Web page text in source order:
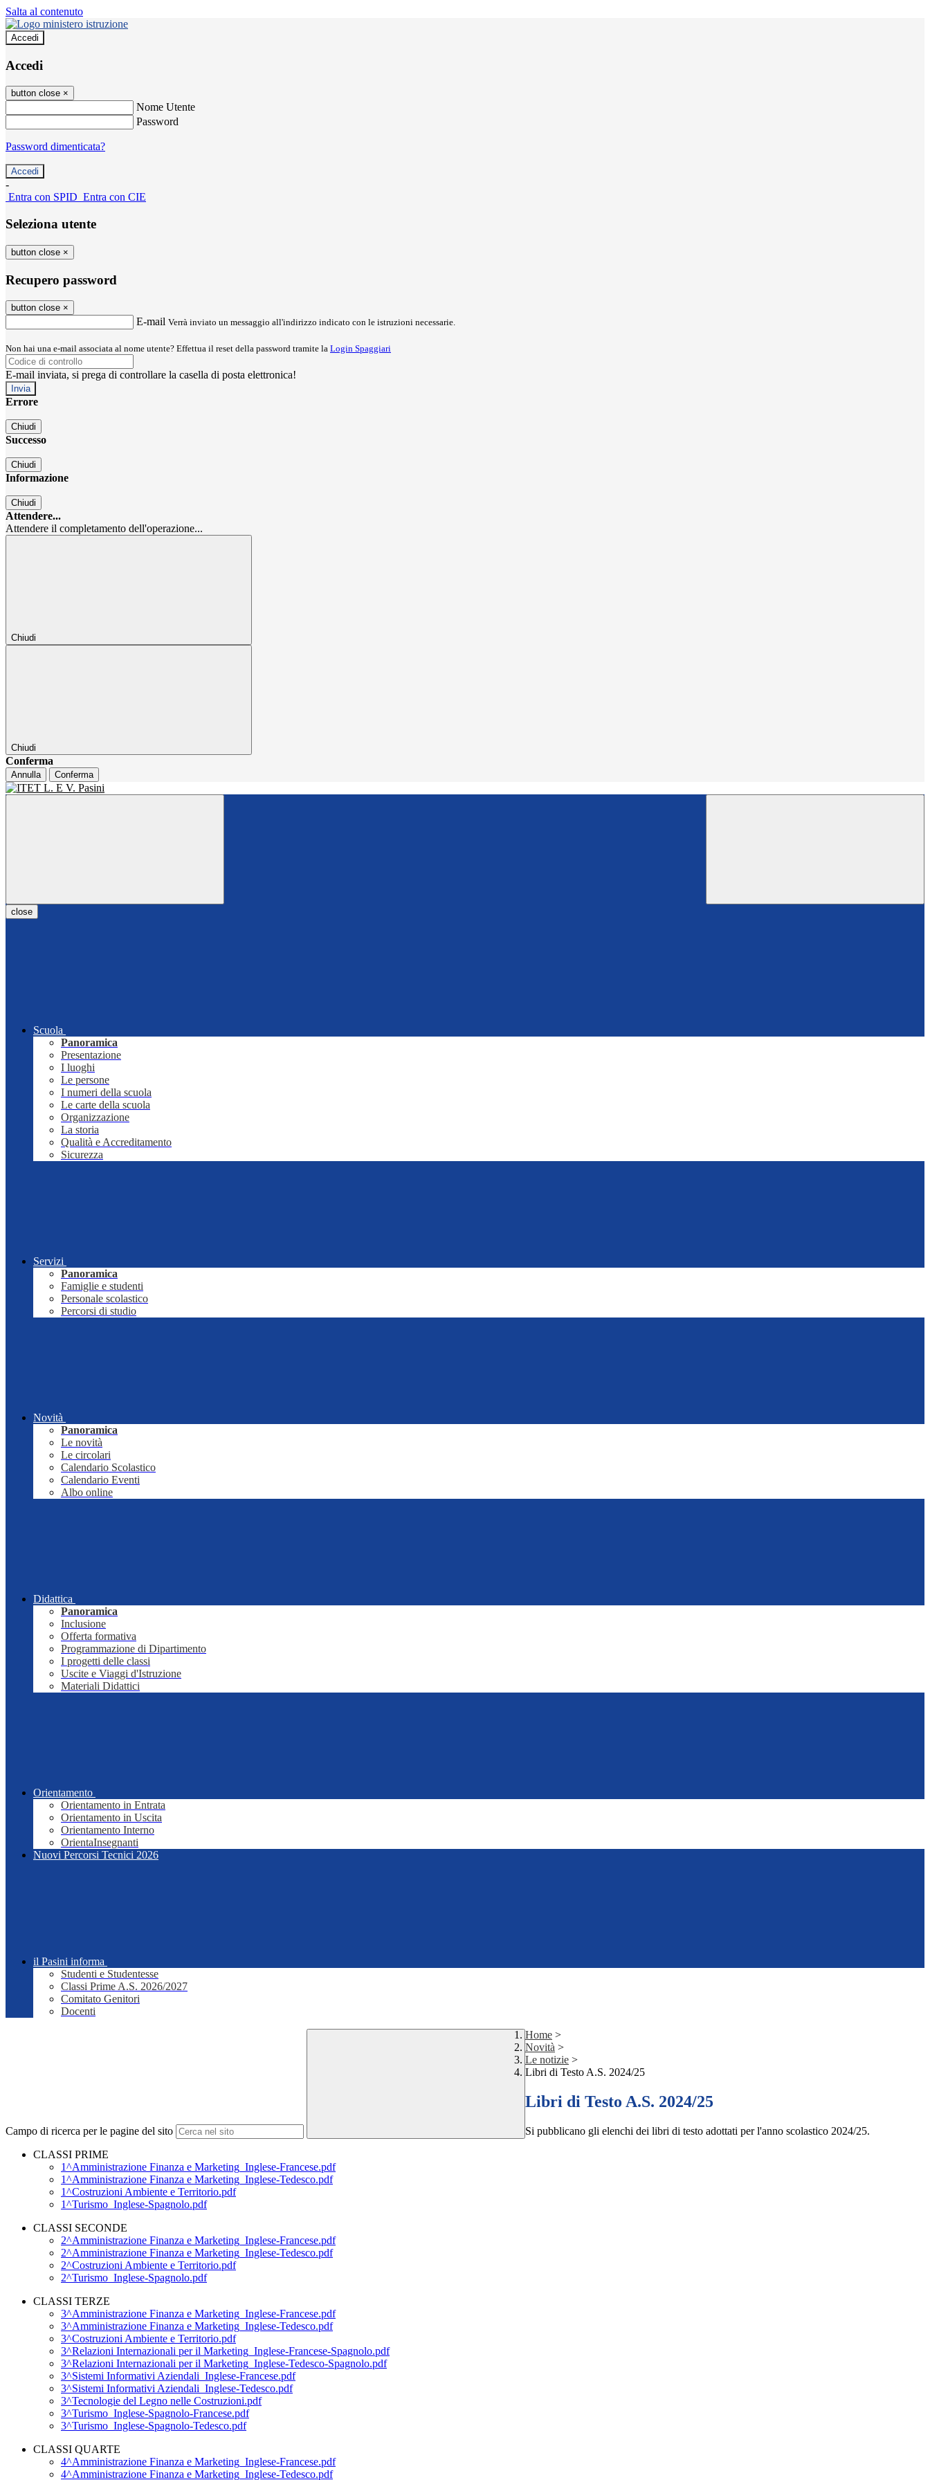
Salta al contenuto
Accedi
Accedi
button close ×
Nome Utente
Password
Password dimenticata?
-
Entra con SPID Entra con CIE
Seleziona utente
button close ×
Recupero password
button close ×
E-mail Verrà inviato un messaggio all'indirizzo indicato con le istruzioni necessarie.
Non hai una e-mail associata al nome utente? Effettua il reset della password tramite la Login Spaggiari
E-mail inviata, si prega di controllare la casella di posta elettronica!
Errore
Chiudi
Successo
Chiudi
Informazione
Chiudi
Attendere...
Attendere il completamento dell'operazione...
Chiudi
Chiudi
Conferma
Annulla Conferma
close
Scuola
Panoramica
Presentazione
I luoghi
Le persone
I numeri della scuola
Le carte della scuola
Organizzazione
La storia
Qualità e Accreditamento
Sicurezza
Servizi
Panoramica
Famiglie e studenti
Personale scolastico
Percorsi di studio
Novità
Panoramica
Le novità
Le circolari
Calendario Scolastico
Calendario Eventi
Albo online
Didattica
Panoramica
Inclusione
Offerta formativa
Programmazione di Dipartimento
I progetti delle classi
Uscite e Viaggi d'Istruzione
Materiali Didattici
Orientamento
Orientamento in Entrata
Orientamento in Uscita
Orientamento Interno
OrientaInsegnanti
Nuovi Percorsi Tecnici 2026
il Pasini informa
Studenti e Studentesse
Classi Prime A.S. 2026/2027
Comitato Genitori
Docenti
Campo di ricerca per le pagine del sito
Home >
Novità >
Le notizie >
Libri di Testo A.S. 2024/25
Libri di Testo A.S. 2024/25
Si pubblicano gli elenchi dei libri di testo adottati per l'anno scolastico 2024/25.
CLASSI PRIME
1^Amministrazione Finanza e Marketing_Inglese-Francese.pdf
1^Amministrazione Finanza e Marketing_Inglese-Tedesco.pdf
1^Costruzioni Ambiente e Territorio.pdf
1^Turismo_Inglese-Spagnolo.pdf
CLASSI SECONDE
2^Amministrazione Finanza e Marketing_Inglese-Francese.pdf
2^Amministrazione Finanza e Marketing_Inglese-Tedesco.pdf
2^Costruzioni Ambiente e Territorio.pdf
2^Turismo_Inglese-Spagnolo.pdf
CLASSI TERZE
3^Amministrazione Finanza e Marketing_Inglese-Francese.pdf
3^Amministrazione Finanza e Marketing_Inglese-Tedesco.pdf
3^Costruzioni Ambiente e Territorio.pdf
3^Relazioni Internazionali per il Marketing_Inglese-Francese-Spagnolo.pdf
3^Relazioni Internazionali per il Marketing_Inglese-Tedesco-Spagnolo.pdf
3^Sistemi Informativi Aziendali_Inglese-Francese.pdf
3^Sistemi Informativi Aziendali_Inglese-Tedesco.pdf
3^Tecnologie del Legno nelle Costruzioni.pdf
3^Turismo_Inglese-Spagnolo-Francese.pdf
3^Turismo_Inglese-Spagnolo-Tedesco.pdf
CLASSI QUARTE
4^Amministrazione Finanza e Marketing_Inglese-Francese.pdf
4^Amministrazione Finanza e Marketing_Inglese-Tedesco.pdf